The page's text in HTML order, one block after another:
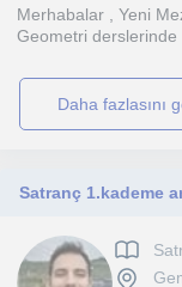
Merhabalar , Yeni
Geometri derslerinde
daha fazlasını